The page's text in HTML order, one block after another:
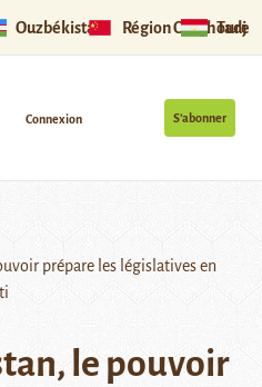
Ouzbékistan Région Ouïghoure
S’abonner
Connexion
prépare les législatives en
le pouvoir